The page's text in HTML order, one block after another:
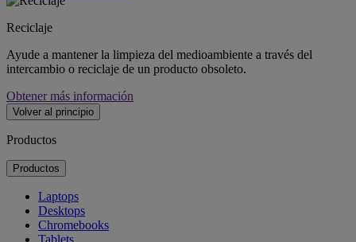
Reciclaje
Ayude a mantener la limpieza del medioambiente a través del
intercambio o reciclaje de un producto obsoleto.
Obtener más información
Volver al principio
Productos
Productos
Laptops
Desktops
Chromebooks